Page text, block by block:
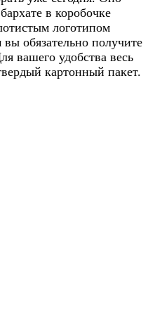
в коробочке
логотипом
обязательно получите
вашего удобства весь
картонный пакет.